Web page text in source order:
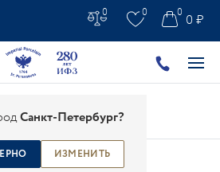
Санкт-Петербург?
ИЗМЕНИТЬ
0 0 0 ₽
0
арт. 82.02216.00.1